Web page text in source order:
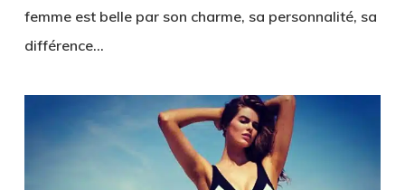
femme est belle par son charme, sa personnalité, sa
différence…